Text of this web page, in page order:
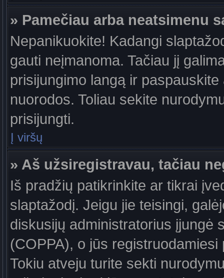
» Pamečiau arba neatsimenu
Nepanikuokite! Kadangi
gauti neįmanoma. Tačiau jį
prisijungimo langą ir
nuorodos. Toliau sekite
prisijungti.
Į viršų
» Aš užsiregistravau, tačiau
Iš pradžių patikrinkite ar tikrai
slaptažodį. Jeigu jie teisingi,
diskusijų administratorius įjungė
(COPPA), o jūs
Tokiu atveju turite sekti